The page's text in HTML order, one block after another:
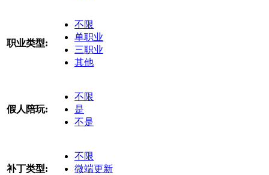
职业类型:
不限
单职业
三职业
其他
假人陪玩:
不限
是
不是
补丁类型:
不限
微端更新